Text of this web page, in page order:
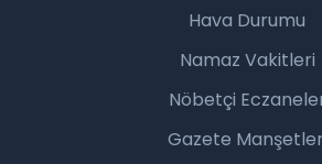
Hava Durumu
Namaz Vakitleri
Nöbetçi
Gazete